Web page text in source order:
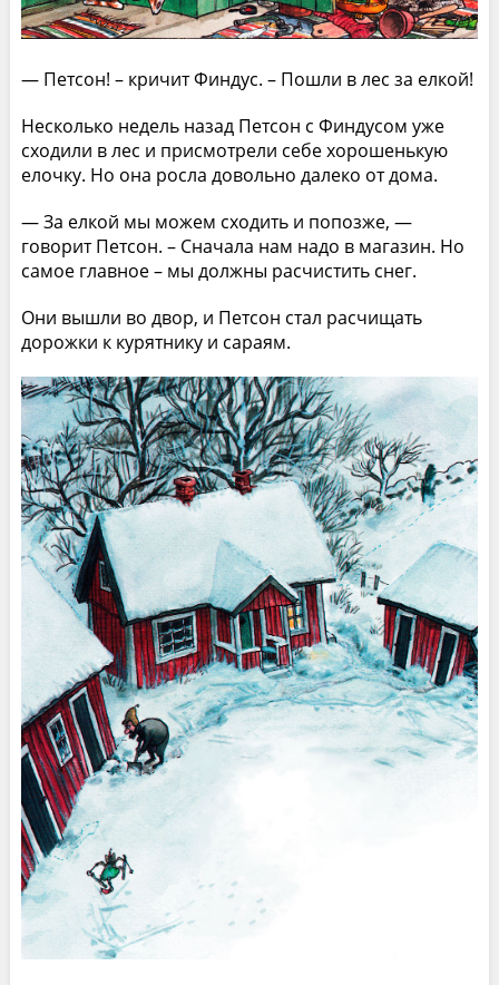
— Петсон! – кричит Финдус. – Пошли в лес за елкой!
Несколько недель назад Петсон с Финдусом уже
сходили в лес и присмотрели себе хорошенькую
елочку. Но она росла довольно далеко от дома.
— За елкой мы можем сходить и попозже, —
говорит Петсон. – Сначала нам надо в магазин. Но
самое главное – мы должны расчистить снег.
Они вышли во двор, и Петсон стал расчищать
дорожки к курятнику и сараям.